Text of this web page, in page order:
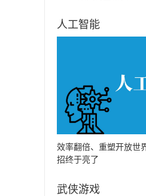
人工智能
效率翻倍、重塑开放世
招终于亮了
武侠游戏